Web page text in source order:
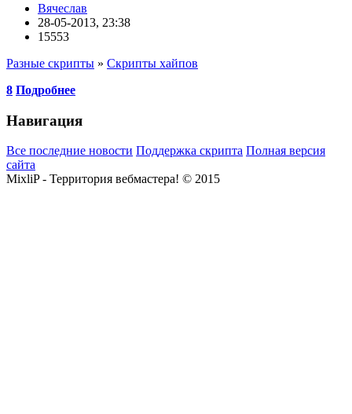
Вячеслав
28-05-2013, 23:38
15553
Разные скрипты » Скрипты хайпов
8 Подробнее
Навигация
Все последние новости Поддержка скрипта Полная версия
сайта
MixliP - Территория вебмастера! © 2015